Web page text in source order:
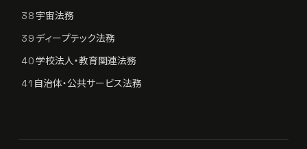
38 宇宙法務
39 ディープテック法務
40学校法人・教育関連法務
41 自治体・公共サービス法務